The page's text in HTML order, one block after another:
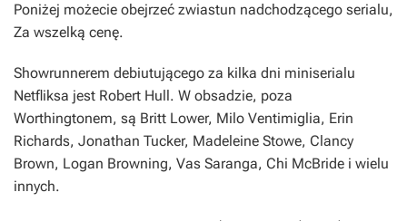
Poniżej możecie obejrzeć zwiastun nadchodzącego serialu,
Za wszelką cenę.
Showrunnerem debiutującego za kilka dni miniserialu
Netfliksa jest Robert Hull. W obsadzie, poza
Worthingtonem, są Britt Lower, Milo Ventimiglia, Erin
Richards, Jonathan Tucker, Madeleine Stowe, Clancy
Brown, Logan Browning, Vas Saranga, Chi McBride i wielu
innych.